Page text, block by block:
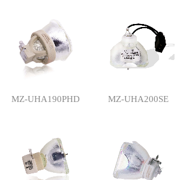
MZ-UHA190PHD MZ-UHA200SE